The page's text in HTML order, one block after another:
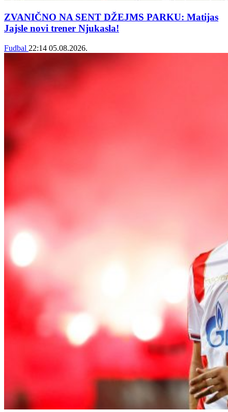
ZVANIČNO NA SENT DŽEJMS PARKU: Matijas
Jajsle novi trener Njukasla!
Fudbal 22:14 05.08.2026.